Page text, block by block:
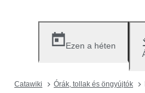
Ezen a héten
Catawiki Órák, tollak és öngyújtók